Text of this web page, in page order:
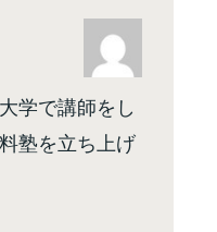
学で講師をし
塾を立ち上げ